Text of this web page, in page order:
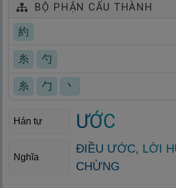
BỘ PHẬN CẤU THÀNH
約
Nghĩa: Điều ước, lời hứa, ước
chừng
糸 勺
Nghĩa: Cái gáo, cái muôi, đơn vị
đo thể tích khoảng 18ml
糸 勹 丶
Hán tự ƯỚC
Nghĩa
ĐIỀU ƯỚC, LỜI
CHỪNG